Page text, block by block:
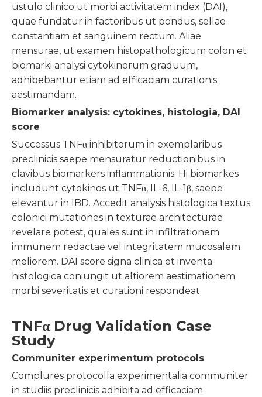
ustulo clinico ut morbi activitatem index (DAI),
quae fundatur in factoribus ut pondus, sellae
constantiam et sanguinem rectum. Aliae
mensurae, ut examen histopathologicum colon et
biomarki analysi cytokinorum graduum,
adhibebantur etiam ad efficaciam curationis
aestimandam.
Biomarker analysis: cytokines, histologia, DAI
score
Successus TNFα inhibitorum in exemplaribus
preclinicis saepe mensuratur reductionibus in
clavibus biomarkers inflammationis. Hi biomarkes
includunt cytokinos ut TNFα, IL-6, IL-1β, saepe
elevantur in IBD. Accedit analysis histologica textus
colonici mutationes in texturae architecturae
revelare potest, quales sunt in infiltrationem
immunem redactae vel integritatem mucosalem
meliorem. DAI score signa clinica et inventa
histologica coniungit ut altiorem aestimationem
morbi severitatis et curationi respondeat.
TNFα Drug Validation Case
Study
Communiter experimentum protocols
Complures protocolla experimentalia communiter
in studiis preclinicis adhibita ad efficaciam